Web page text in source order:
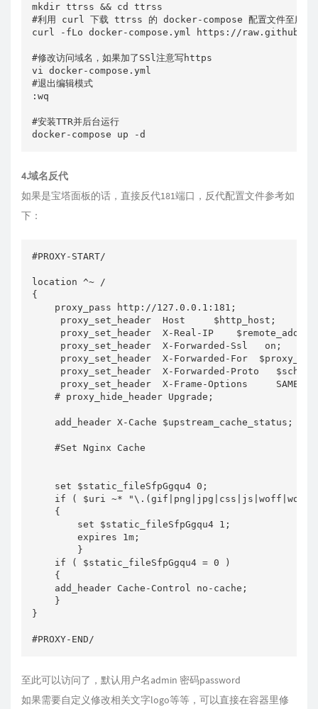
mkdir ttrss && cd ttrss
#利用 curl 下载 ttrss 的 docker-compose 配置文件至服务
curl -fLo docker-compose.yml https://
#修改访问域名，如果加了SSl注意写https
vi docker-compose.yml
#退出编辑模式
:wq
#安装TTR并后台运行
docker-compose up -d
4.域名反代
如果是宝塔面板的话，直接反代181端口，反代配置文件参考如
下：
#PROXY-START/
location ^~ /
{
    proxy_pass http://127.0.0.1:181;
     proxy_set_header  Host     $http_host;
     proxy_set_header  X-Real-IP    $remote_addr;
     proxy_set_header  X-Forwarded-Ssl   on;
proxy_set_header  X-Forwarded-For
proxy_set_header  X-Forwarded-Proto
proxy_set_header  X-Frame-Options
    # proxy_hide_header Upgrade;
    add_header X-Cache $upstream_cache_status;
    #Set Nginx Cache
    set $static_fileSfpGgqu4 0;
if ( $uri ~*
    {
        set $static_fileSfpGgqu4 1;
        expires 1m;
        }
    if ( $static_fileSfpGgqu4 = 0 )
    {
    add_header Cache-Control no-cache;
    }
}
至此可以访问了，默认用户名admin 密码password
如果需要自定义修改相关文字logo等等，可以直接在容器里修